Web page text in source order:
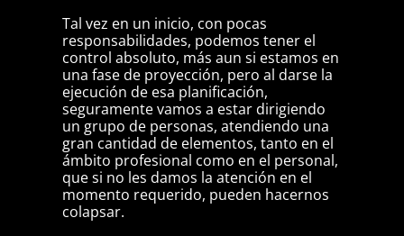
Tal vez en un inicio, con pocas
responsabilidades, podemos tener el
control absoluto, más aun si estamos en
una fase de proyección, pero al darse la
ejecución de esa planificación,
seguramente vamos a estar dirigiendo
un grupo de personas, atendiendo una
gran cantidad de elementos, tanto en el
ámbito profesional como en el personal,
que si no les damos la atención en el
momento requerido, pueden hacernos
colapsar.